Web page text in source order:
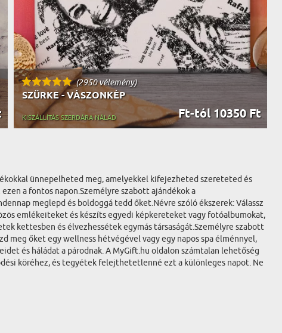
(2950 vélemény)
SZÜRKE - VÁSZONKÉP
Ft-tól 10350 Ft
KISZÁLLÍTÁS SZERDÁRA NÁLAD
ünnepelheted meg, amelyekkel kifejezheted szereteted és
a fontos napon.Személyre szabott ajándékok a
meglepd és boldoggá tedd őket.Névre szóló ékszerek: Válassz
emlékeiteket és készíts egyedi képkereteket vagy fotóalbumokat,
kettesben és élvezhessétek egymás társaságát.Személyre szabott
meg őket egy wellness hétvégével vagy egy napos spa élménnyel,
és háládat a párodnak. A MyGift.hu oldalon számtalan lehetőség
köréhez, és tegyétek felejthetetlenné ezt a különleges napot. Ne